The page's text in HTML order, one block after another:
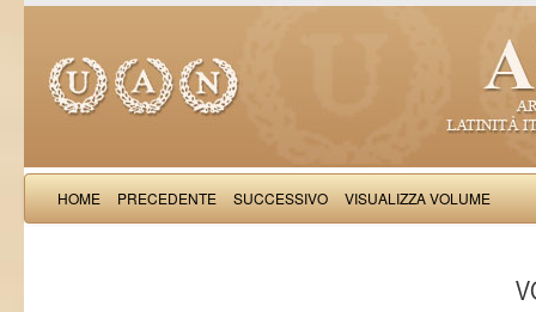
HOME PRECEDENTE SUCCESSIVO VISUALIZZA VOLUME